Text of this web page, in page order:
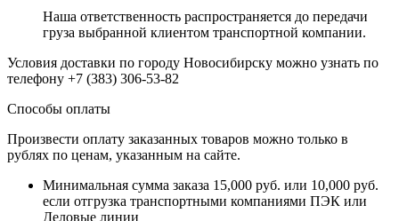
Наша ответственность распространяется до передачи
груза выбранной клиентом транспортной компании.
Условия доставки по городу Новосибирску можно узнать по
телефону +7 (383) 306-53-82
Способы оплаты
Произвести оплату заказанных товаров можно только в
рублях по ценам, указанным на сайте.
Минимальная сумма заказа 15,000 руб. или 10,000 руб.
если отгрузка транспортными компаниями ПЭК или
Деловые линии